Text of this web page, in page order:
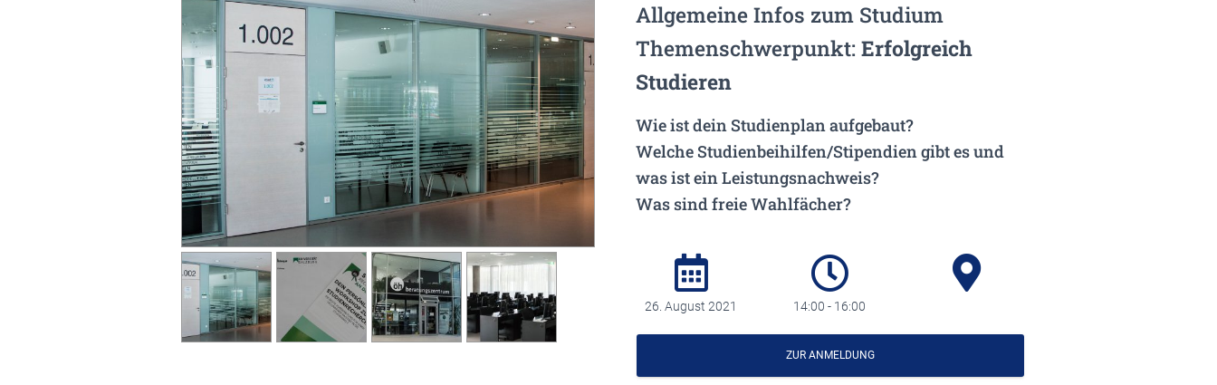
Allgemeine Infos zum Studium
Themenschwerpunkt: Erfolgreich
Studieren
Wie ist dein Studienplan aufgebaut?
Welche Studienbeihilfen/Stipendien gibt es und
was ist ein Leistungsnachweis?
Was sind freie Wahlfächer?
26. August 2021 14:00 - 16:00
ZUR ANMELDUNG